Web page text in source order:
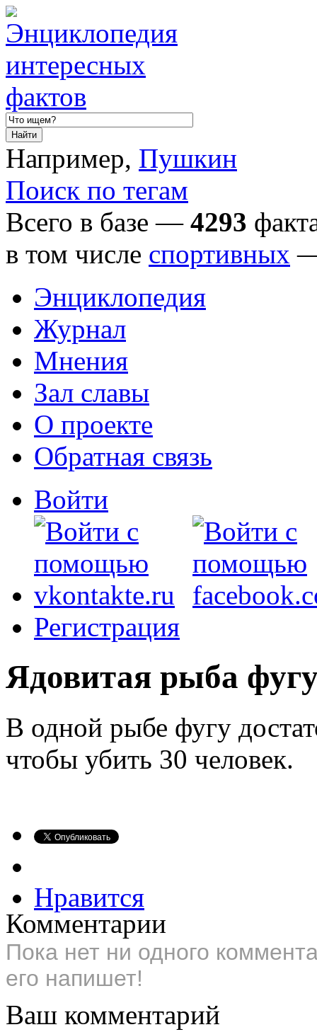
Например, Пушкин
Поиск по тегам
Всего в базе — 4293
в том числе спортивных
Энциклопедия
Журнал
Мнения
Зал славы
О проекте
Обратная связь
Войти
Регистрация
Ядовитая рыба
В одной рыбе фугу
чтобы убить 30 человек.
Нравится
Комментарии
Пока нет ни одного
его напишет!
Ваш комментарий